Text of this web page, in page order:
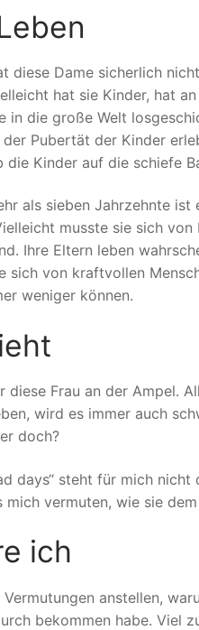
diese Dame sicherlich
hat sie Kinder, hat
in die große Welt
Pubertät der Kinder
die Kinder auf die schiefe
als sieben Jahrzehnte
musste sie sich
Ihre Eltern leben
sich von kraftvollen
weniger können.
diese Frau an der Ampel.
wird es immer auch
doch?
days“ steht für mich
mich vermuten, wie sie
ich
anstellen,
bekommen habe. Viel